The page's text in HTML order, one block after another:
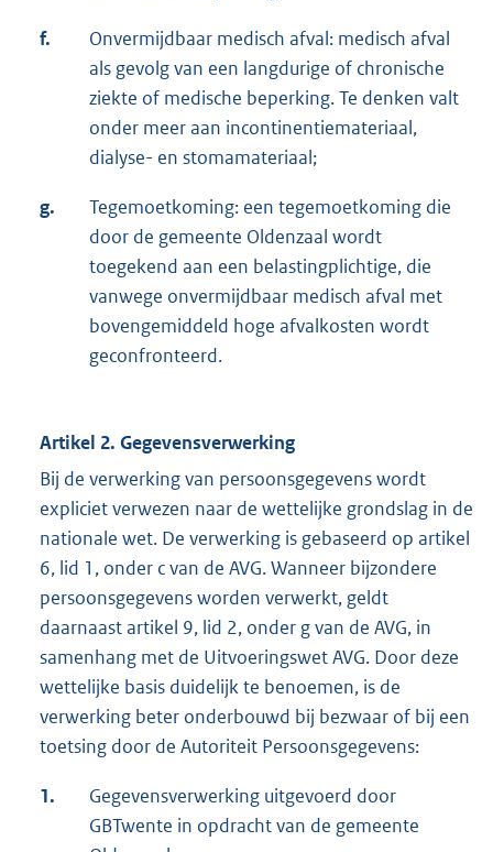
f.
Onvermijdbaar medisch afval: medisch afval
als gevolg van een langdurige of chronische
ziekte of medische beperking. Te denken valt
onder meer aan incontinentiemateriaal,
dialyse- en stomamateriaal;
g.
Tegemoetkoming: een tegemoetkoming die
door de gemeente Oldenzaal wordt
toegekend aan een belastingplichtige, die
vanwege onvermijdbaar medisch afval met
bovengemiddeld hoge afvalkosten wordt
geconfronteerd.
Artikel 2. Gegevensverwerking
Bij de verwerking van persoonsgegevens wordt
expliciet verwezen naar de wettelijke grondslag in de
nationale wet. De verwerking is gebaseerd op artikel
6, lid 1, onder c van de AVG. Wanneer bijzondere
persoonsgegevens worden verwerkt, geldt
daarnaast artikel 9, lid 2, onder g van de AVG, in
samenhang met de Uitvoeringswet AVG. Door deze
wettelijke basis duidelijk te benoemen, is de
verwerking beter onderbouwd bij bezwaar of bij een
toetsing door de Autoriteit Persoonsgegevens:
1.
Gegevensverwerking uitgevoerd door
GBTwente in opdracht van de gemeente